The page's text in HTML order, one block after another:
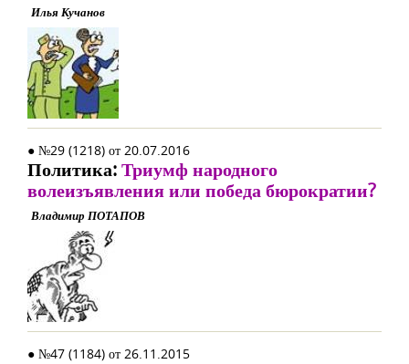
Илья Кучанов
● №29 (1218) от 20.07.2016
Политика:Триумф народного
волеизъявления или победа бюрократии?
Владимир ПОТАПОВ
● №47 (1184) от 26.11.2015